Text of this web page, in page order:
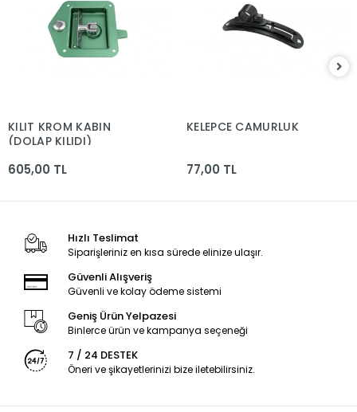
KILIT KROM KABIN
(DOLAP KILIDI)
605,00 TL
KELEPCE CAMURLUK
77,00 TL
Hızlı Teslimat
Siparişleriniz en kısa sürede elinize ulaşır.
Güvenli Alışveriş
Güvenli ve kolay ödeme sistemi
Geniş Ürün Yelpazesi
Binlerce ürün ve kampanya seçeneği
7 / 24 DESTEK
Öneri ve şikayetlerinizi bize iletebilirsiniz.